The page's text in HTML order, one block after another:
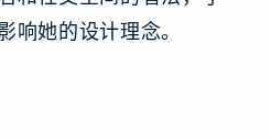
响她的设计理念。